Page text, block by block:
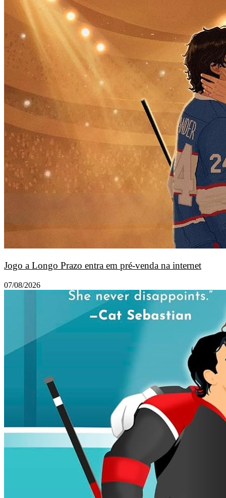
Jogo a Longo Prazo entra em pré-venda na internet
07/08/2026